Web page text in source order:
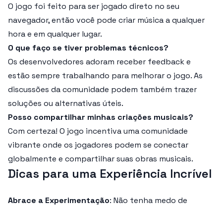
O jogo foi feito para ser jogado direto no seu
navegador, então você pode criar música a qualquer
hora e em qualquer lugar.
O que faço se tiver problemas técnicos?
Os desenvolvedores adoram receber feedback e
estão sempre trabalhando para melhorar o jogo. As
discussões da comunidade podem também trazer
soluções ou alternativas úteis.
Posso compartilhar minhas criações musicais?
Com certeza! O jogo incentiva uma comunidade
vibrante onde os jogadores podem se conectar
globalmente e compartilhar suas obras musicais.
Dicas para uma Experiência Incrível
Abrace a Experimentação: Não tenha medo de